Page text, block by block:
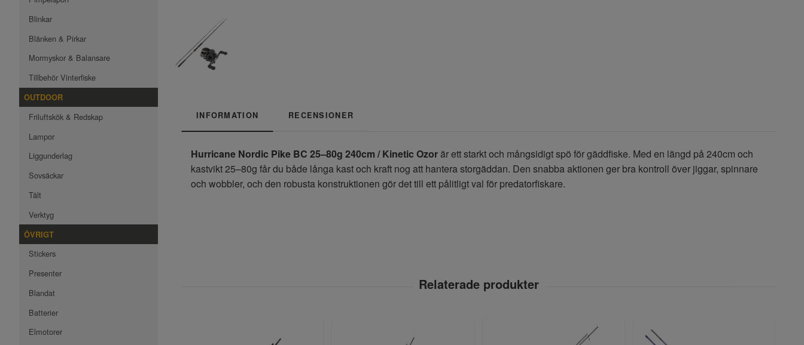
Blinkar
Blänken & Pirkar
Mormyskor & Balansare
Tillbehör Vinterfiske
OUTDOOR
Friluftskök & Redskap
Lampor
Liggunderlag
Sovsäckar
Tält
Verktyg
ÖVRIGT
Stickers
Presenter
Blandat
Batterier
Elmotorer
INFORMATION RECENSIONER
Hurricane Nordic Pike BC 25–80g 240cm / Kinetic Ozorär ett starkt och mångsidigt spö för gäddfiske. Med en längd på 240cm och
kastvikt 25–80g får du både långa kast och kraft nog att hantera storgäddan. Den snabba aktionen ger bra kontroll över jiggar, spinnare
och wobbler, och den robusta konstruktionen gör det till ett pålitligt val för predatorfiskare.